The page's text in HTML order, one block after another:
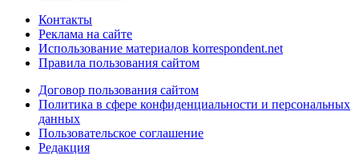
Контакты
Реклама на сайте
Использование материалов korrespondent.net
Правила пользования сайтом
Договор пользования сайтом
Политика в сфере конфиденциальности и персональных
данных
Пользовательское соглашение
Редакция